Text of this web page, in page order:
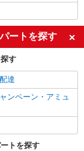
ートを探す
す
達
ンペーン・アミュ
トを探す